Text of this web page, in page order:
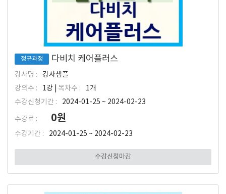
정규과정 다비치 케어플러스
강사명 :
강사샘플
강의수 :
1강 | 목차수 :
1개
수강신청기간 :
2024-01-25 ~ 2024-02-23
수강료 : 0원
수강기간 : 2024-01-25 ~ 2024-02-23
수강신청마감